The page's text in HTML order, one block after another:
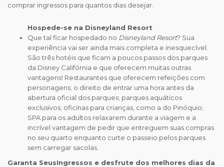
comprar ingressos para quantos dias desejar.
Hospede-se na Disneyland Resort
Que tal ficar hospedado no Disneyland Resort? Sua
experiência vai ser ainda mais completa e inesquecível.
São três hotéis que ficam a poucos passos dos parques
da Disney Califórnia e que oferecem muitas outras
vantagens! Restaurantes que oferecem refeições com
personagens; o direito de entrar uma hora antes da
abertura oficial dos parques; parques aquáticos
exclusivos; oficinas para crianças, como a do Pinóquio;
SPA para os adultos relaxarem durante a viagem e a
incrível vantagem de pedir que entreguem suas compras
no seu quarto enquanto curte o passeio pelos parques
sem carregar sacolas.
Garanta SeusIngressos e desfrute dos melhores dias da